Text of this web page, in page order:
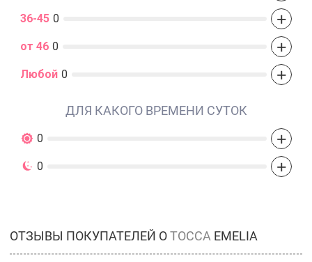
36-45 0 +
от 46 0 +
Любой 0 +
ДЛЯ КАКОГО ВРЕМЕНИ СУТОК
0 +
0 +
ОТЗЫВЫ ПОКУПАТЕЛЕЙ ОTOCCA EMELIA